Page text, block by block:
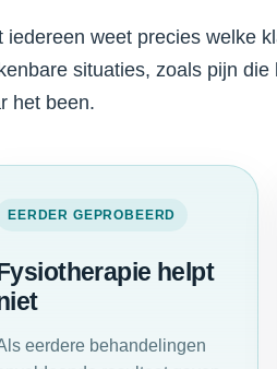
iedereen weet precies welke
situaties, zoals pijn
het been.
EERDER GEPROBEERD
helpt
eerdere behandelingen